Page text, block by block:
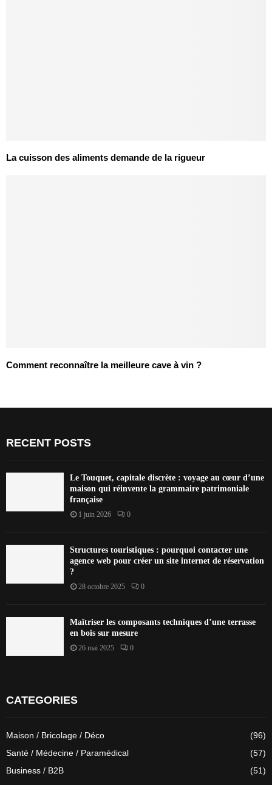
La cuisson des aliments demande de la rigueur
Comment reconnaître la meilleure cave à vin ?
RECENT POSTS
Le Touquet, capitale discrète : voyage au cœur d’une
maison qui réinvente la grammaire patrimoniale
française
1 juin 2026 0
Structures touristiques : pourquoi contacter une
agence web pour créer un site internet de réservation
?
28 octobre 2025 0
Maîtriser les composants techniques d’une terrasse
en bois sur mesure
26 mai 2025 0
CATEGORIES
Maison / Bricolage / Déco
(96)
Santé / Médecine / Paramédical
(57)
Business / B2B
(51)